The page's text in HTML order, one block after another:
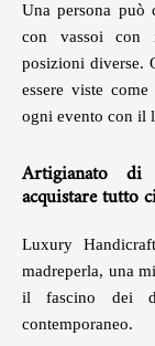
Una persona può
con vassoi con
posizioni diverse.
essere viste
ogni evento con il
Artigianato di
acquistare tutto
Luxury
madreperla, una
il fascino dei
contemporaneo.